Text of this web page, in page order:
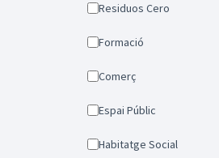
Residuos Cero
Formació
Comerç
Espai Públic
Habitatge Social